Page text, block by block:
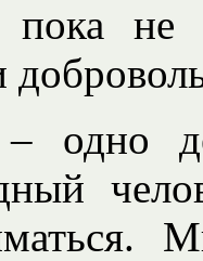
пока
– одно